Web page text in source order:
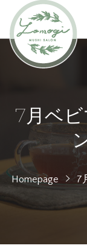
7月ベ
Homepage
7